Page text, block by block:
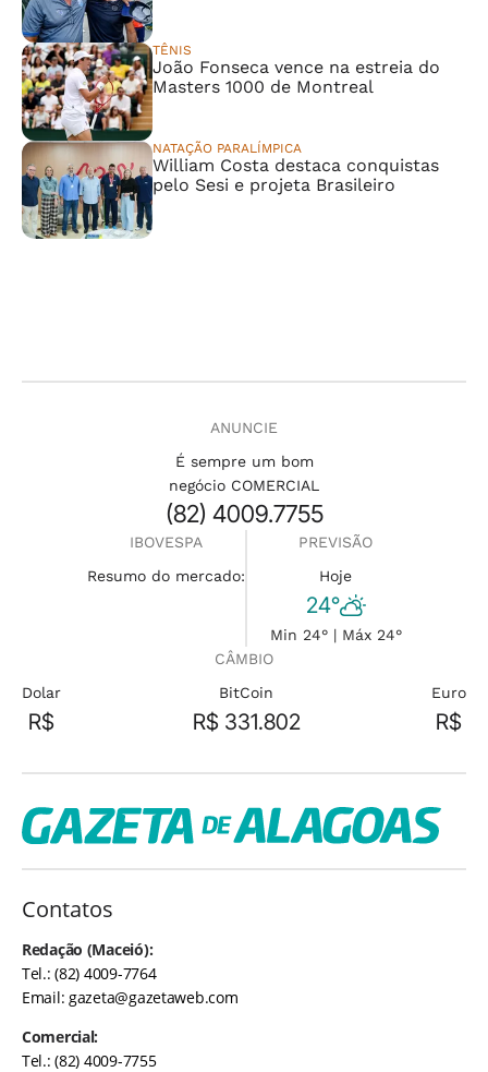
TÊNIS
João Fonseca vence na estreia do
Masters 1000 de Montreal
NATAÇÃO PARALÍMPICA
William Costa destaca conquistas
pelo Sesi e projeta Brasileiro
ANUNCIE
É sempre um bom
negócio COMERCIAL
(82) 4009.7755
IBOVESPA
Resumo do mercado:
PREVISÃO
Hoje
24°
Min 24° | Máx 24°
CÂMBIO
Dolar
R$
BitCoin
R$ 331.802
Euro
R$
Contatos
Redação (Maceió):
Tel.: (82) 4009-7764
Email:gazeta@gazetaweb.com
Comercial:
Tel.: (82) 4009-7755